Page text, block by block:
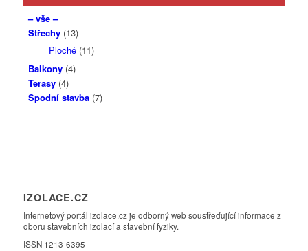
– vše –
Střechy(13)
Ploché(11)
Balkony(4)
Terasy(4)
Spodní stavba(7)
IZOLACE.CZ
Internetový portál izolace.cz je odborný web soustřeďující informace z
oboru stavebních izolací a stavební fyziky.
ISSN 1213-6395